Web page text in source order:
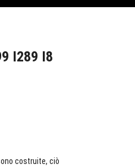
I289 I8
costruite, ciò